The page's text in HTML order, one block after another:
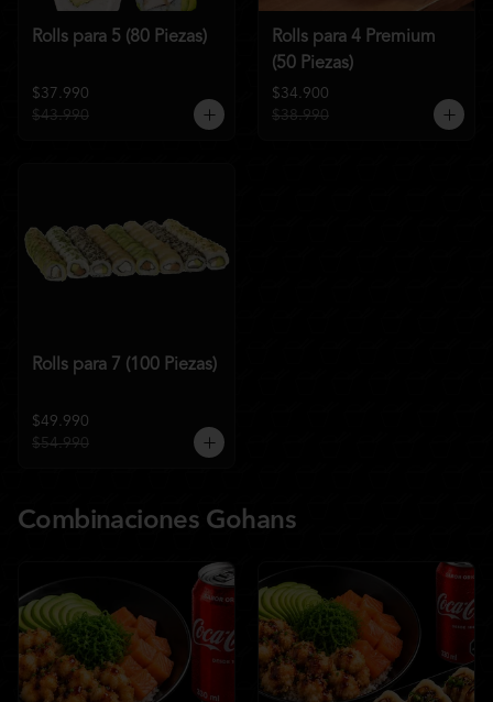
Rolls para 5 (80 Piezas)
$37.990
$43.990
Rolls para 4 Premium
(50 Piezas)
$34.900
$38.990
Rolls para 7 (100 Piezas)
$49.990
$54.990
Combinaciones Gohans